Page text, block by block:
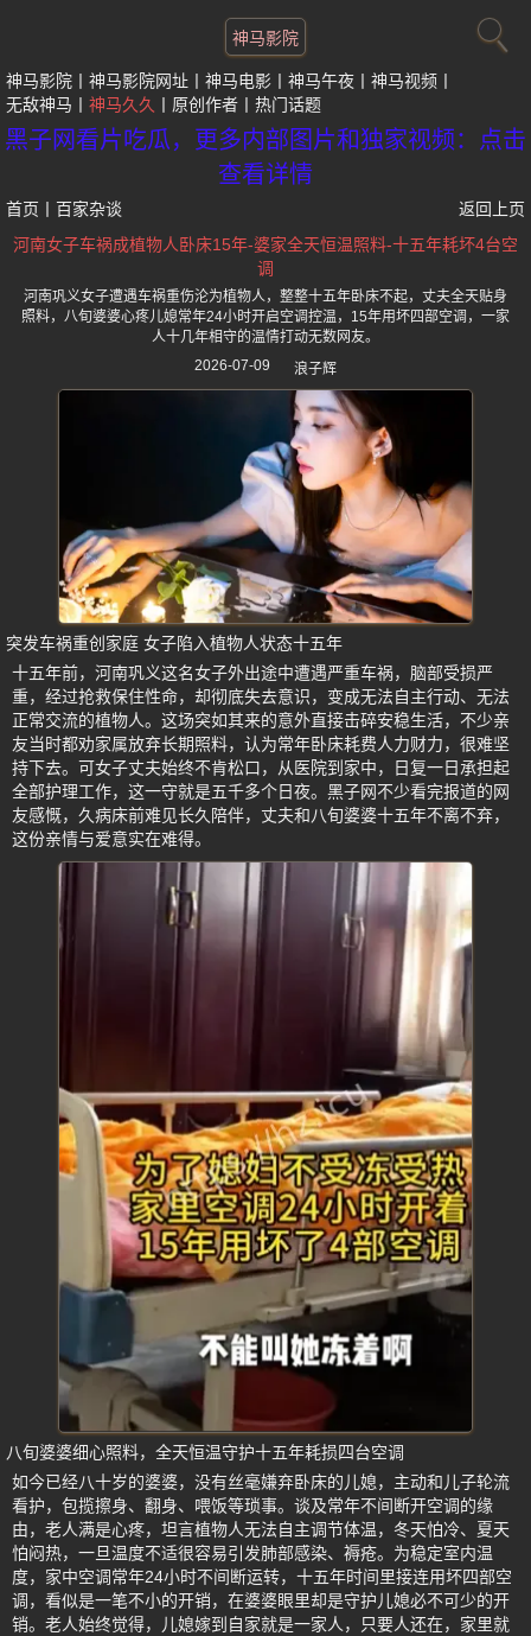
神马影院
神马影院 神马影院网址 神马电影 神马午夜
神马视频
无敌神马
神马久久 原创作者 热门话题
黑子网看片吃瓜，更多内部图片和独家视频：点击
查看详情
首页 百家杂谈
返回上页
河南女子车祸成植物人卧床15年-婆家全天恒温照料-十五年耗坏4台空
调
河南巩义女子遭遇车祸重伤沦为植物人，整整十五年卧床不起，丈夫全天贴身
照料，八旬婆婆心疼儿媳常年24小时开启空调控温，15年用坏四部空调，一家
人十几年相守的温情打动无数网友。
2026-07-09
浪子辉
突发车祸重创家庭 女子陷入植物人状态十五年
十五年前，河南巩义这名女子外出途中遭遇严重车祸，脑部受损严
重，经过抢救保住性命，却彻底失去意识，变成无法自主行动、无法
正常交流的植物人。这场突如其来的意外直接击碎安稳生活，不少亲
友当时都劝家属放弃长期照料，认为常年卧床耗费人力财力，很难坚
持下去。可女子丈夫始终不肯松口，从医院到家中，日复一日承担起
全部护理工作，这一守就是五千多个日夜。黑子网不少看完报道的网
友感慨，久病床前难见长久陪伴，丈夫和八旬婆婆十五年不离不弃，
这份亲情与爱意实在难得。
八旬婆婆细心照料，全天恒温守护十五年耗损四台空调
如今已经八十岁的婆婆，没有丝毫嫌弃卧床的儿媳，主动和儿子轮流
看护，包揽擦身、翻身、喂饭等琐事。谈及常年不间断开空调的缘
由，老人满是心疼，坦言植物人无法自主调节体温，冬天怕冷、夏天
怕闷热，一旦温度不适很容易引发肺部感染、褥疮。为稳定室内温
度，家中空调常年24小时不间断运转，十五年时间里接连用坏四部空
调，看似是一笔不小的开销，在婆婆眼里却是守护儿媳必不可少的开
销。老人始终觉得，儿媳嫁到自家就是一家人，只要人还在，家里就